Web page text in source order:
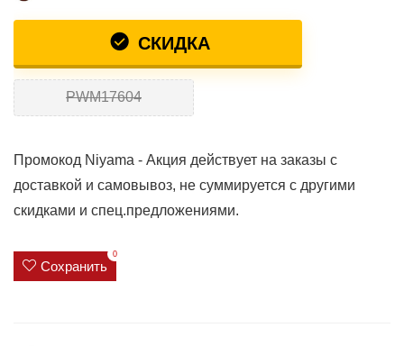
СКИДКА
PWM17604
Промокод Niyama - Акция действует на заказы с
доставкой и самовывоз, не суммируется с другими
скидками и спец.предложениями.
Сохранить
0